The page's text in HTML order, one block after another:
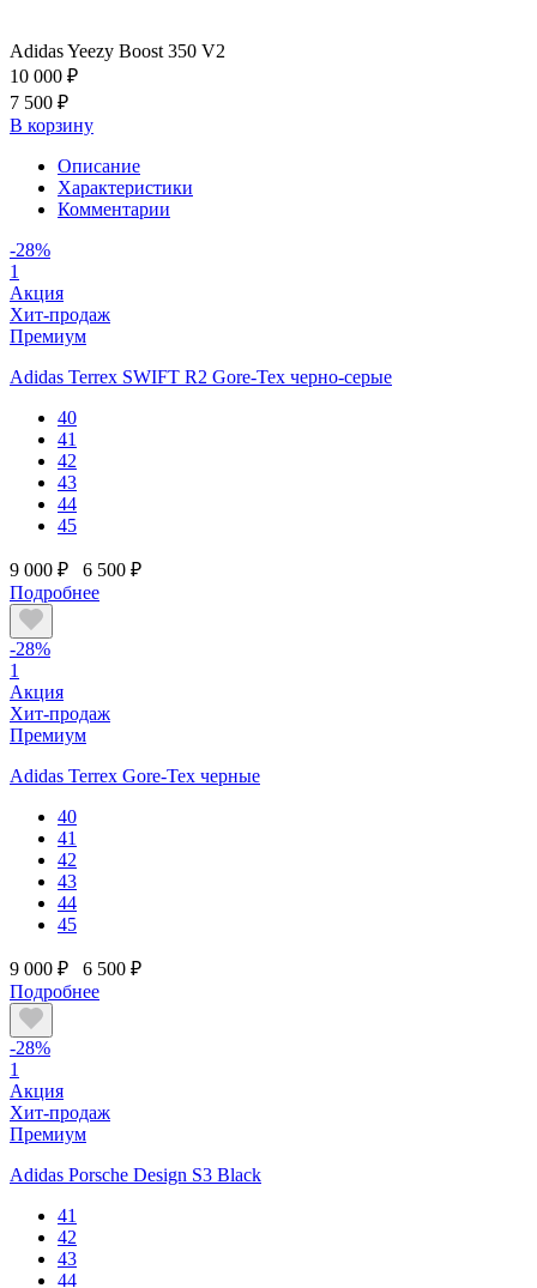
Adidas Yeezy Boost 350 V2
10 000 ₽
7 500 ₽
В корзину
Описание
Характеристики
Комментарии
-28%
1
Акция
Хит-продаж
Премиум
Adidas Terrex SWIFT R2 Gore-Tex черно-серые
40
41
42
43
44
45
9 000 ₽
6 500 ₽
Подробнее
-28%
1
Акция
Хит-продаж
Премиум
Adidas Terrex Gore-Tex черные
40
41
42
43
44
45
9 000 ₽
6 500 ₽
Подробнее
-28%
1
Акция
Хит-продаж
Премиум
Adidas Porsche Design S3 Black
41
42
43
44